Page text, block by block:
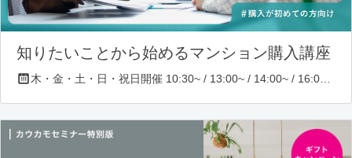
知りたいことから始めるマンション購入講座